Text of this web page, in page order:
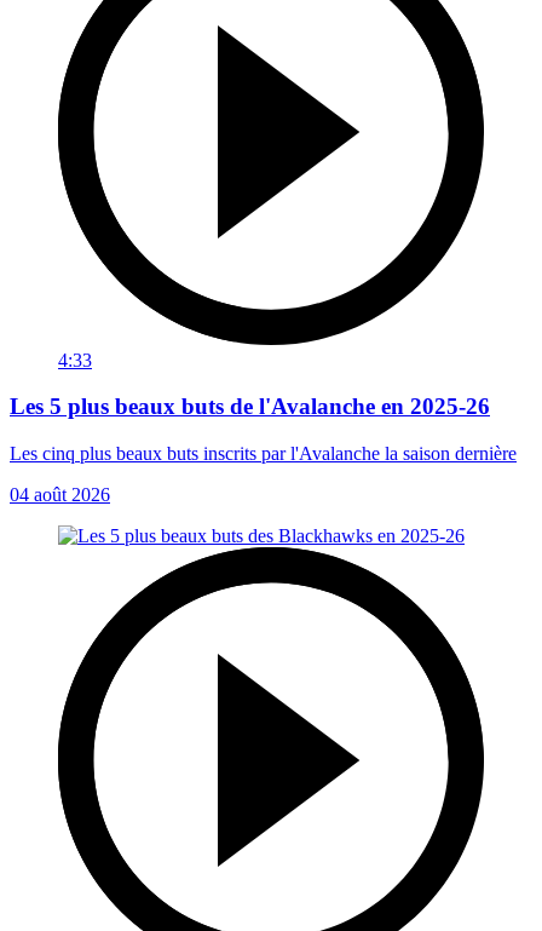
4:33
Les 5 plus beaux buts de l'Avalanche en 2025-26
Les cinq plus beaux buts inscrits par l'Avalanche la saison dernière
04 août 2026